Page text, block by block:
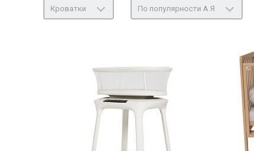
Кроватки По популярности А Я